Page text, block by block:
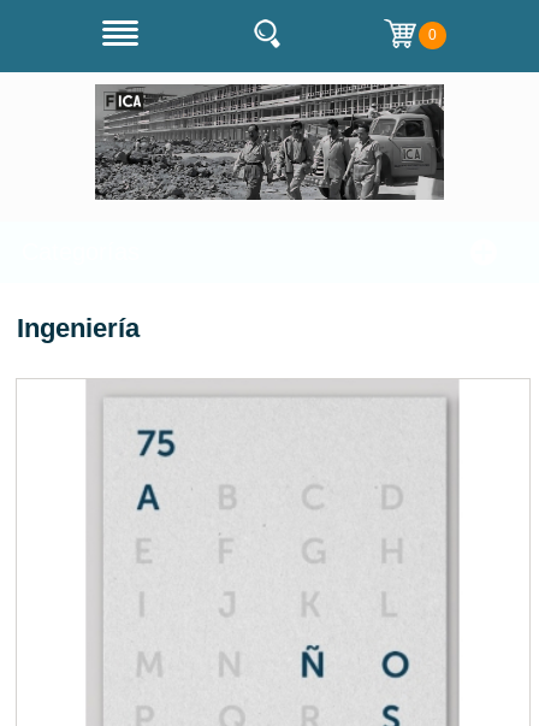
0
Ingeniería